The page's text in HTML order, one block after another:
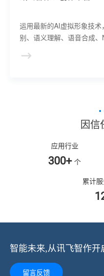
运用最新的AI虚拟形象技术
别、语义理解、语音合成
建、AI驱动、多模态交互的
因信
应用行业
300+ 个
累计
智能未来,从讯飞智作开
留言反馈